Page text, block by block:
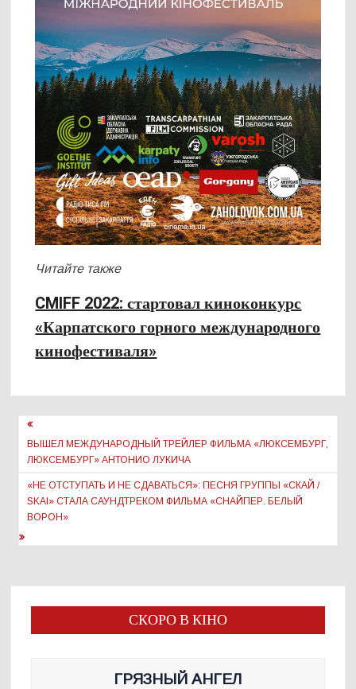
Читайте также
CMIFF 2022: стартовал киноконкурс
«Карпатского горного международного
кинофестиваля»
Навигация
по
записям
ВЫШЕЛ МЕЖДУНАРОДНЫЙ ТРЕЙЛЕР ФИЛЬМА «ЛЮКСЕМБУРГ,
ЛЮКСЕМБУРГ» АНТОНИО ЛУКИЧА
«НЕ ОТСТУПАТЬ И НЕ СДАВАТЬСЯ»: ПЕСНЯ ГРУППЫ «СКАЙ /
SKAI» СТАЛА САУНДТРЕКОМ ФИЛЬМА «СНАЙПЕР. БЕЛЫЙ
ВОРОН»
СКОРО В КІНО
ГРЯЗНЫЙ АНГЕЛ